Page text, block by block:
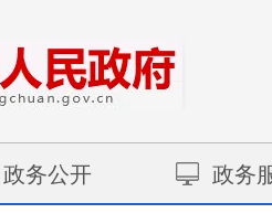
政务公开 政务